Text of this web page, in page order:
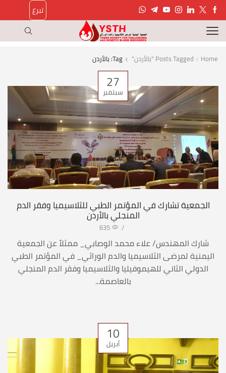
تبرع
Home Posts Tagged "بالأردن" Tag: بالأردن
27
سبتمبر
الجمعية تشارك في المؤتمر الطبي للثلاسيميا وفقر الدم
المنجلي بالأردن
/
635
شارك المهندس/ علاء محمد الوصابي_ ممثلاً عن الجمعية
اليمنية لمرضى الثلاسيميا والدم الوراثي_ في المؤتمر الطبي
الدولي الثاني للهيموفيليا والثلاسيميا وفقر الدم المنجلي
بالعاصمة...
10
أبريل